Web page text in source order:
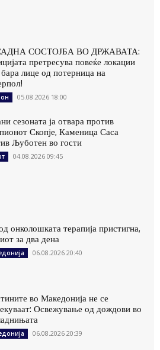
СОСТОЈБА ВО ДРЖАВАТА:
претресува повеќе локации
лице од потерница на
05.08.2026 18:00
сезоната ја отвара против
Скопје, Каменица Саса
Љуботен во гости
04.08.2026 09:45
онколошката терапија пристигна,
за два дена
06.08.2026 20:40
во Македонија не се
Освежување од дождови во
06.08.2026 20:39